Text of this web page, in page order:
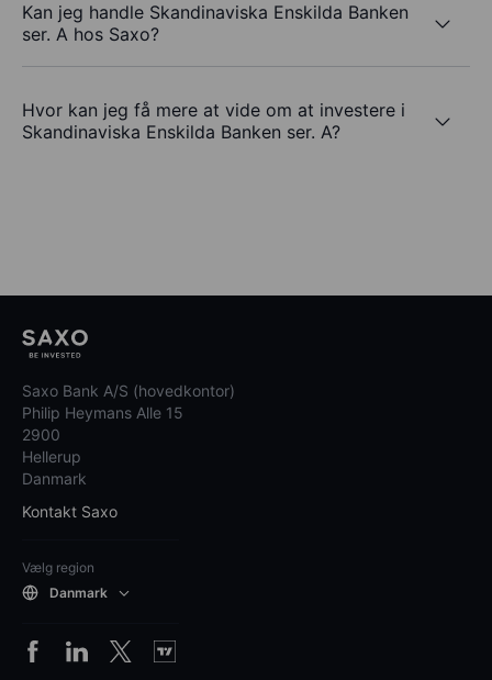
Kan jeg handle Skandinaviska Enskilda Banken
ser. A hos Saxo?
Hvor kan jeg få mere at vide om at investere i
Skandinaviska Enskilda Banken ser. A?
Saxo Bank A/S (hovedkontor)
Philip Heymans Alle 15
2900
Hellerup
Danmark
Kontakt Saxo
Vælg region
Danmark